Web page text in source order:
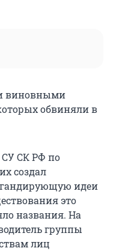
виновными
обвиняли в
СУ СК РФ по
создал
идеи
это
названия. На
группы
лиц